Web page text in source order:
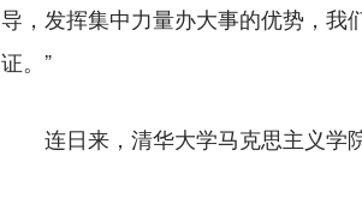
导，发挥集中力量办大事的优势，我
证。”
连日来，清华大学马克思主义学院